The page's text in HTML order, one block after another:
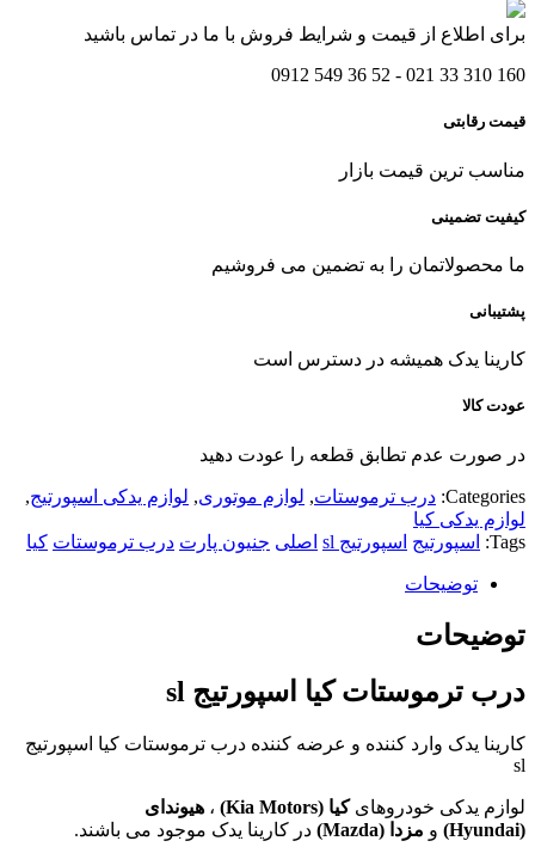
برای اطلاع از قیمت و شرایط فروش با ما در تماس باشید
160 310 33 021 - 52 36 549 0912
قیمت رقابتی
مناسب ترین قیمت بازار
کیفیت تضمینی
ما محصولاتمان را به تضمین می فروشیم
پشتیبانی
کارینا یدک همیشه در دسترس است
عودت کالا
در صورت عدم تطابق قطعه را عودت دهید
Categories: درب ترموستات, لوازم موتوری, لوازم یدکی اسپورتیج,
لوازم یدکی کیا
Tags:
اسپورتیج اسپورتیج sl اصلی جنیون پارت درب ترموستات کیا
توضیحات
توضیحات
درب ترموستات کیا اسپورتیج sl
کارینا یدک وارد کننده و عرضه کننده درب ترموستات کیا اسپورتیج
sl
لوازم یدکی خودروهایکیا (Kia Motors
) ، هیوندای
(
Hyundai
) و مزدا (Mazda
) در کارینا یدک موجود می باشند.